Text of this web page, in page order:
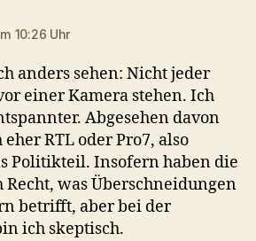
10:26 Uhr
anders sehen: Nicht jeder
einer Kamera stehen. Ich
Abgesehen davon
RTL oder Pro7, also
Politikteil. Insofern haben die
was Überschneidungen
betrifft, aber bei der
ich skeptisch.